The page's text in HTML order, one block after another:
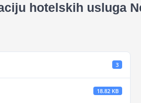
hotelskih usluga
3
18.82 KB